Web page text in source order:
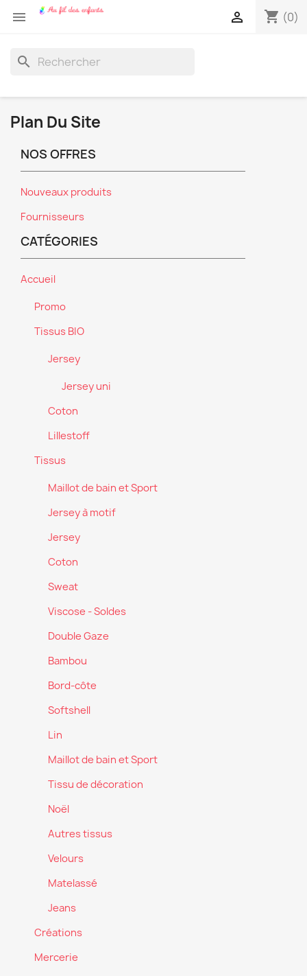
 shopping_cart (0)

search
Plan Du Site
NOS OFFRES
Nouveaux produits
Fournisseurs
CATÉGORIES
Accueil
Promo
Tissus BIO
Jersey
Jersey uni
Coton
Lillestoff
Tissus
Maillot de bain et Sport
Jersey à motif
Jersey
Coton
Sweat
Viscose - Soldes
Double Gaze
Bambou
Bord-côte
Softshell
Lin
Maillot de bain et Sport
Tissu de décoration
Noël
Autres tissus
Velours
Matelassé
Jeans
Créations
Mercerie